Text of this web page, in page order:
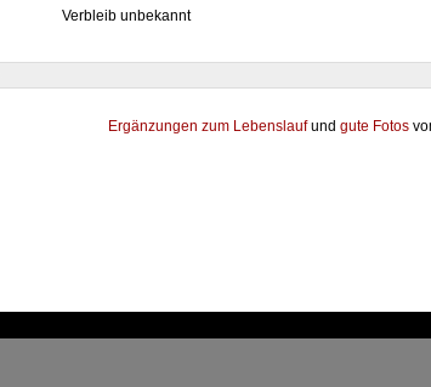
Verbleib unbekannt
Ergänzungen zum Lebenslaufund gute Fotos